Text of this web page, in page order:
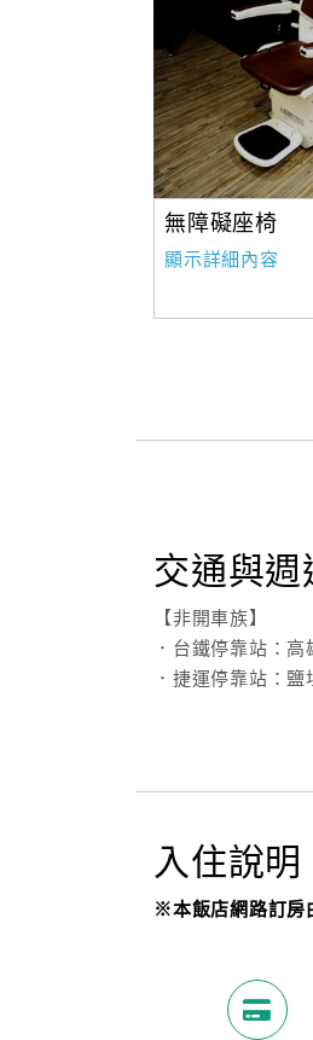
無障礙座椅
顯示詳細內容
交通與週
【非開車族】
．台鐵停靠站：
．捷運停靠站：
入住說明
※本飯店網路訂房